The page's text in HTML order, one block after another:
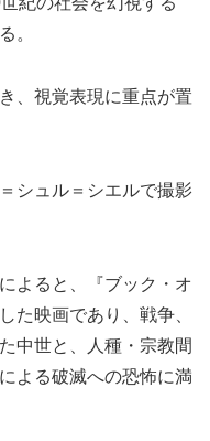
。
、視覚表現に重点が置
シュル＝シエルで撮影
よると、『ブック・オ
た映画であり、戦争、
中世と、人種・宗教間
よる破滅への恐怖に満